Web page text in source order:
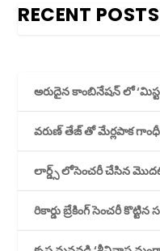
RECENT POSTS
అరుదైన కాంబినేషన్ లో
వరుణ్ తేజ్ తో మేర్లపాక
లార్డ్స్ లోసెంచరీ చేసిన
రికార్డు బ్రేకింగ్ సెంచరీ